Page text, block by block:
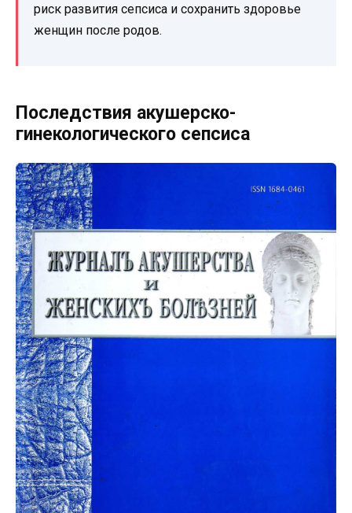
риск развития сепсиса и сохранить здоровье
женщин после родов.
Последствия акушерско-
гинекологического сепсиса